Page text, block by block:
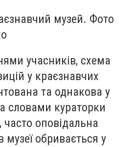
музей. Фото
учасників, схема
у краєзнавчих
та однакова у
словами кураторки
оповідальна
музеї обривається у